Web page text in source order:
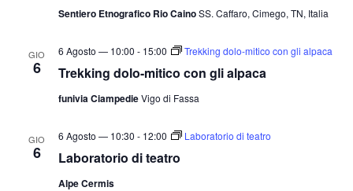
i
V
s
Sentiero Etnografico Rio CainoSS. Caffaro, Cimego, TN, Italia
GIO
6 Trekking dolo-mitico con gli alpaca
6 Agosto — 10:00 - 15:00 Trekking dolo-mitico con gli alpaca
funivia CiampedieVigo di Fassa
GIO
6 Laboratorio di teatro
6 Agosto — 10:30 - 12:00 Laboratorio di teatro
Alpe Cermis